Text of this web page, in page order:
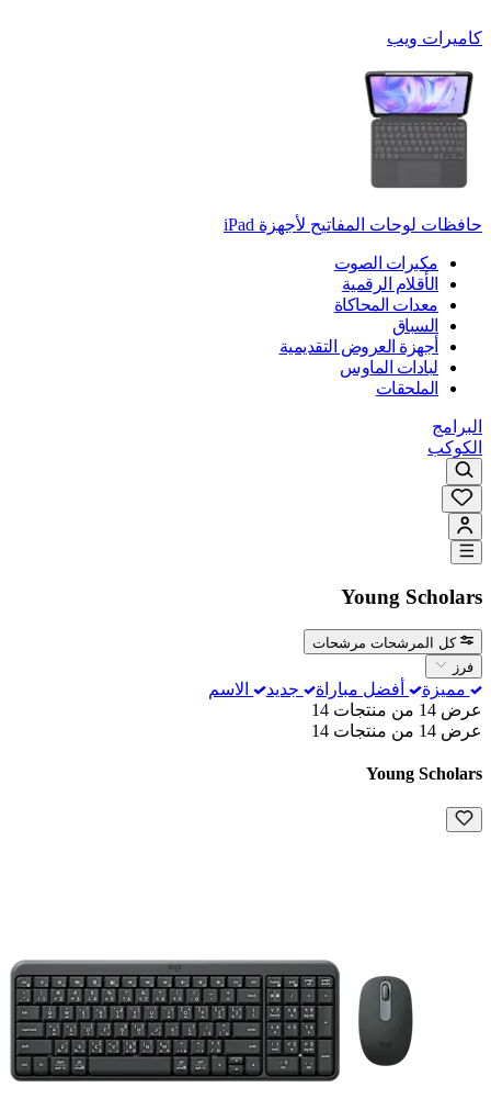
كاميرات ويب
حافظات لوحات المفاتيح لأجهزة ‏iPad
مكبرات الصوت
الأقلام الرقمية
معدات المحاكاة
السباق
أجهزة العروض التقديمية
لبادات الماوس
الملحقات
البرامج
الكوكب
Young Scholars
كل المرشحات مرشحات
فرز
مميزة أفضل مباراة جديد
الاسم
عرض 14 من منتجات 14
عرض 14 من منتجات 14
Young Scholars